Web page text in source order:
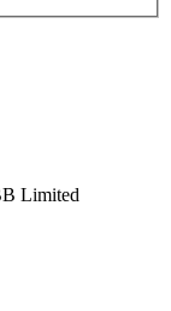
Limited